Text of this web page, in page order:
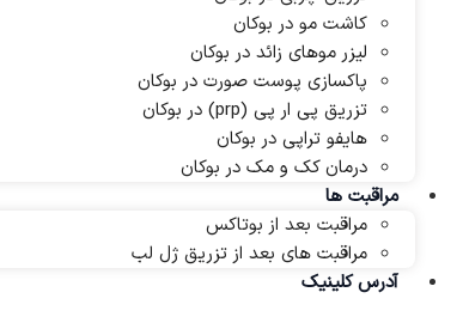
کاشت مو در بوکان
لیزر موهای زائد در بوکان
پاکسازی پوست صورت در بوکان
تزریق پی ار پی (prp) در بوکان
هایفو تراپی در بوکان
درمان کک و مک در بوکان
مراقبت ها
مراقبت بعد از بوتاکس
مراقبت های بعد از تزریق ژل لب
آدرس کلینیک